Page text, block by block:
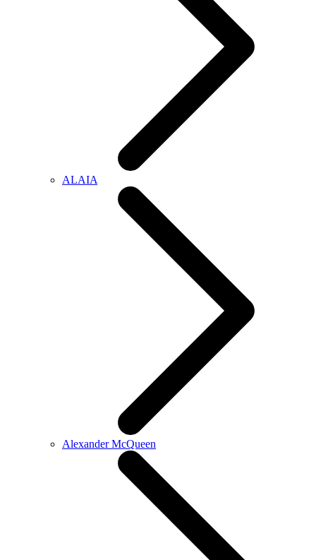
ALAIA
Alexander McQueen